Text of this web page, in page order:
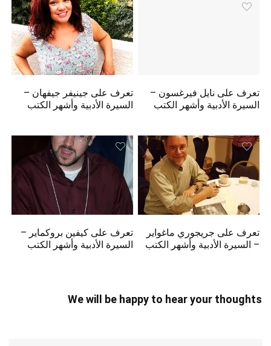
تعرف على نايل فيرغسون –
السيرة الأدبية وأشهر الكتب
تعرف على جينيفر جيفهان –
السيرة الأدبية وأشهر الكتب
تعرف على جريجوري ماغواير
– السيرة الأدبية وأشهر الكتب
تعرف على كيفين بروكماير –
السيرة الأدبية وأشهر الكتب
We will be happy to hear your thoughts